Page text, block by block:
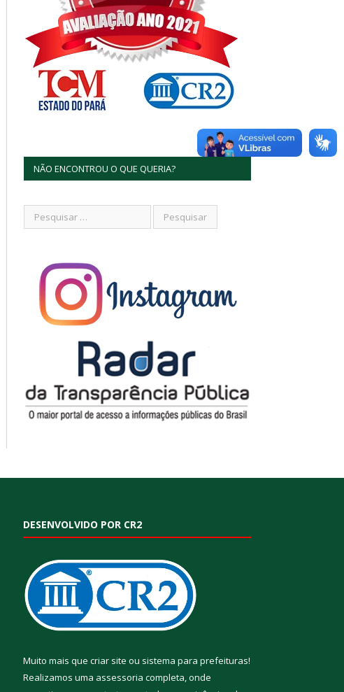
NÃO ENCONTROU O QUE QUERIA?
DESENVOLVIDO POR CR2
Muito mais que criar site ou sistema para prefeituras!
Realizamos uma assessoria completa, onde